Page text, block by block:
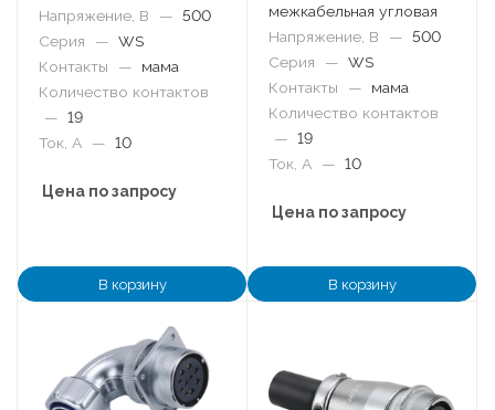
Напряжение, В
— 500
Серия
— WS
Контакты
—
мама
Количество контактов
— 19
Ток, А
— 10
Цена по запросу
В корзину
межкабельная угловая
Напряжение, В
— 500
Серия
— WS
Контакты
—
мама
Количество контактов
— 19
Ток, А
— 10
Цена по запросу
В корзину